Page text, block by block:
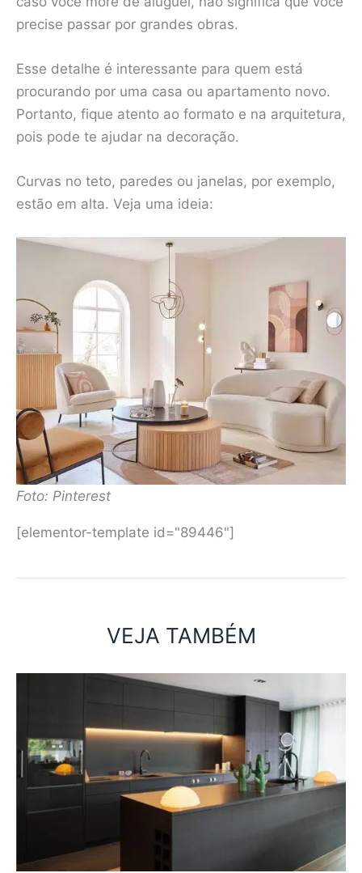
precise passar por grandes obras.
Esse detalhe é interessante para quem está
procurando por uma casa ou apartamento novo.
Portanto, fique atento ao formato e na arquitetura,
pois pode te ajudar na decoração.
Curvas no teto, paredes ou janelas, por exemplo,
estão em alta. Veja uma ideia:
Foto: Pinterest
[elementor-template id="89446"]
VEJA TAMBÉM